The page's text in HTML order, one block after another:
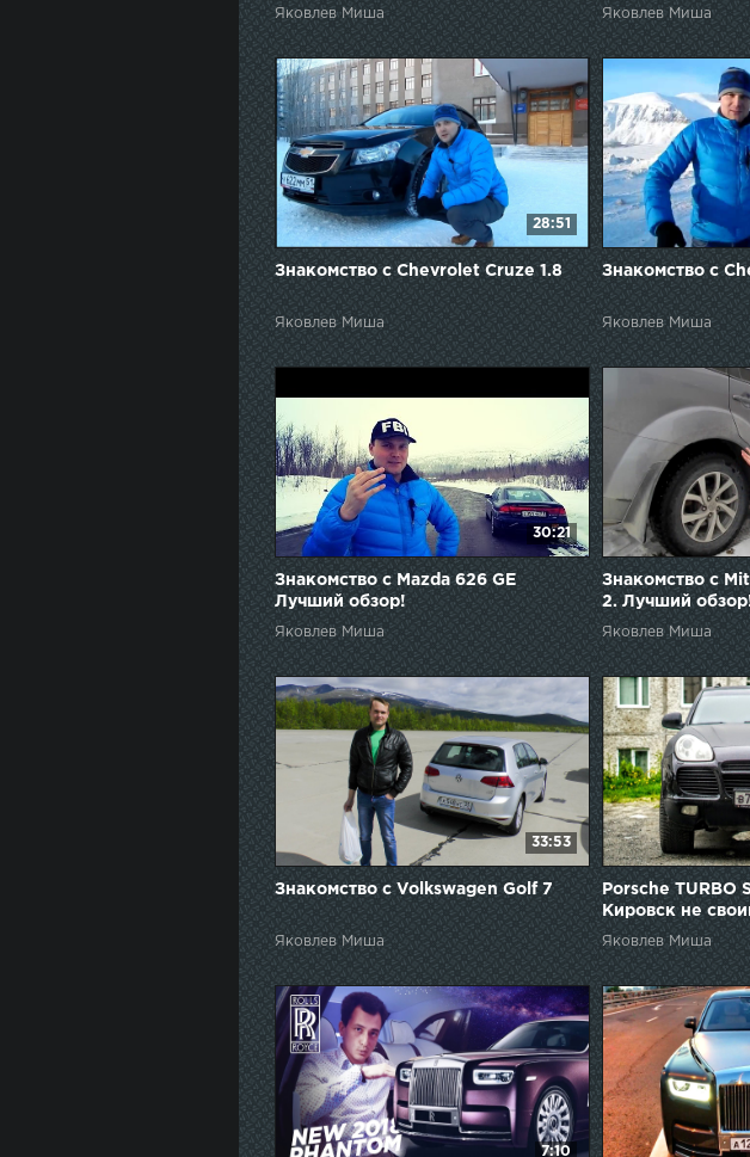
Яковлев Миша Яковлев Миша
28:51
Знакомство с Chevrolet Cruze 1.8
Яковлев Миша
Знакомство с
Яковлев Миша
30:21
Знакомство с Mazda 626 GE
Лучший обзор!
Яковлев Миша
Знакомство с
2. Лучший
Яковлев Миша
33:53
Знакомство с Volkswagen Golf 7
Яковлев Миша
Porsche TURBO
Кировск не
Яковлев Миша
7:10